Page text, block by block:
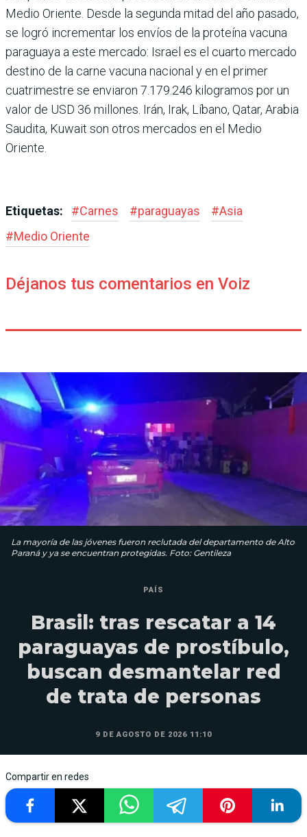
Medio Oriente. Desde la segunda mitad del año pasado,
se logró incrementar los envíos de la proteína vacuna
paraguaya a este mercado: Israel es el cuarto mercado
destino de la carne vacuna nacional y en el primer
cuatrimestre se envia­ron 7.179.246 kilogramos por un
valor de USD 36 millones. Irán, Irak, Líbano, Qatar, Ara­bia
Saudita, Kuwait son otros mercados en el Medio
Oriente.
Etiquetas: #Carnes #paraguayas #Asia
#Medio Oriente
Déjanos tus comentarios en Voiz
La mayoría de las jóvenes fueron reclutada del departamento de Alto
Paraná y ya se encuentran protegidas. Foto: Gentileza
PAÍS
Brasil: tras rescatar a 14
paraguayas de prostíbulo,
buscan desmantelar red
de trata de personas
9 DE AGOSTO DE 2026 11:10
Compartir en redes